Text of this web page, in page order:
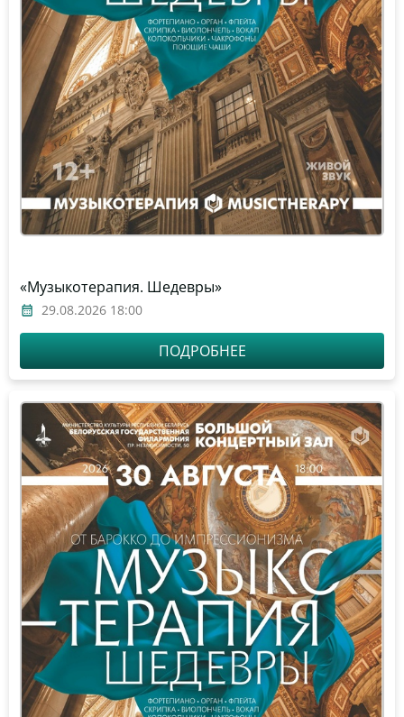
«Музыкотерапия. Шедевры»
29.08.2026 18:00
ПОДРОБНЕЕ